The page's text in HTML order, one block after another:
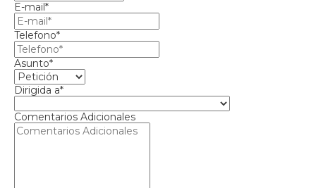
E-mail*
Telefono*
Asunto*
Dirigida a*
Comentarios Adicionales